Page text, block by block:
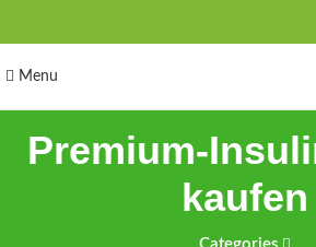
Menu
Premium-
kaufen